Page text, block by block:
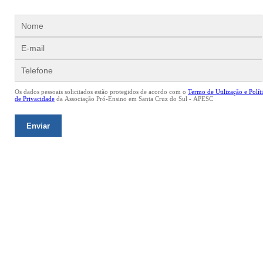
Os dados pessoais solicitados estão protegidos de acordo com o Termo de Utilização e
de Privacidade da Associação Pró-Ensino em Santa Cruz do Sul - APESC